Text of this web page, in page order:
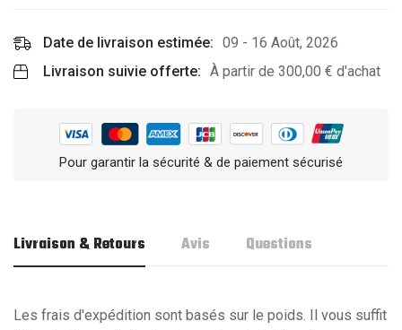
Date de livraison estimée: 09 - 16 Août, 2026
Livraison suivie offerte: À partir de 300,00 € d'achat
Pour garantir la sécurité & de paiement sécurisé
Livraison & Retours Avis Questions
Les frais d'expédition sont basés sur le poids. Il vous suffit